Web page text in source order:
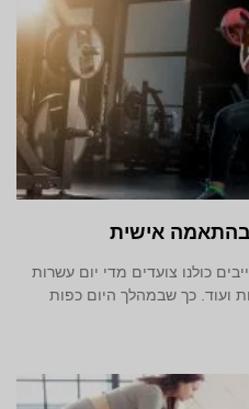
בהתאמה אישית
כולנו צועדים מדי יום עשרות
ועוד. כך שבמהלך היום כפות